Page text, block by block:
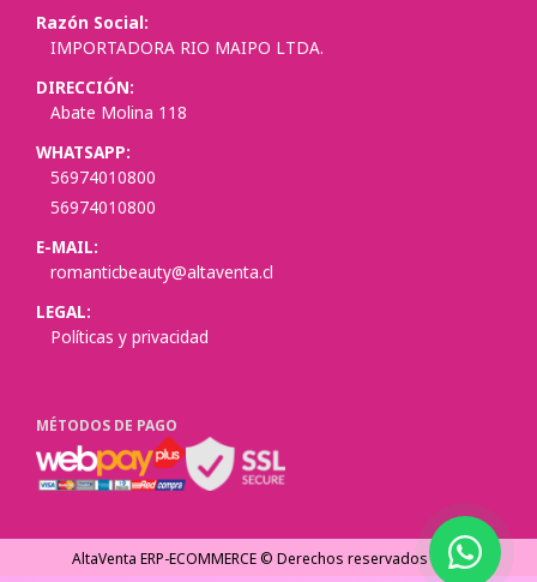
Razón Social:
IMPORTADORA RIO MAIPO LTDA.
DIRECCIÓN:
Abate Molina 118
WHATSAPP:
56974010800
56974010800
E-MAIL:
romanticbeauty@altaventa.cl
LEGAL:
Políticas y privacidad
MÉTODOS DE PAGO
AltaVenta ERP-ECOMMERCE © Derechos reservados 2026